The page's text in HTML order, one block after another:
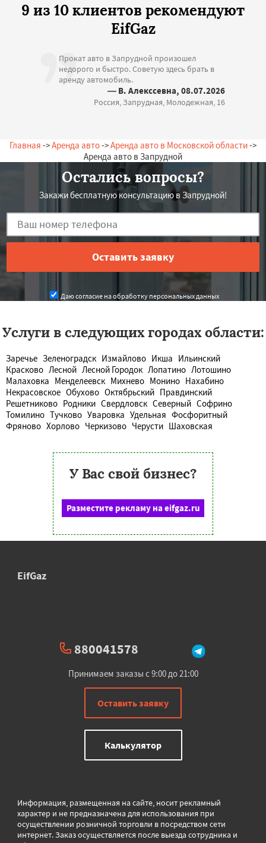
9 из 10 клиентов рекомендуют
EifGaz
Прокат авто в Запрудной произошел
недорого и быстро. Советую здесь брать в
аренду автомобиль.
— В. Алекссевна, 08.07.2026
Россия, Запрудная, Молодежная, 16
Главная ->Аренда авто->Аренда авто в Московской области->
Аренда авто в Запрудной
Остались вопросы?
Закажи бесплатную консультацию в Запрудной!
Даю согласие на обработку персональных данных
Услуги в следующих городах области:
Заречье Зеленоградск Измайлово Икша Ильинский
Красково Лесной Лесной Городок Лопатино Лотошино
Малаховка Менделеевск Михнево Монино Нахабино
Некрасовское Обухово Октябрьский Правдинский
Решетниково Родники Свердловск Северный Софрино
Томилино Тучково Уваровка Удельная Фосфоритный
Фряново Хорлово Черкизово Черусти Шаховская
У Вас свой бизнес?
Разместите рекламу на eifgaz.ru
EifGaz
880041578
Принимаем заказы с 9:00 до 21:00
Оставить заявку
Калькулятор
Информация, размещенная на сайте, носит рекламный
характер и не предназначена для использования при
осуществлении розничной торговли в посредством сети
интернет. Заказ осуществляется после выезда сотрудника и